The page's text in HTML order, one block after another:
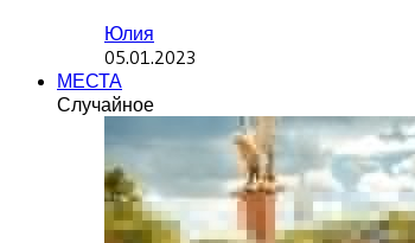
Юлия
05.01.2023
МЕСТА
Случайное